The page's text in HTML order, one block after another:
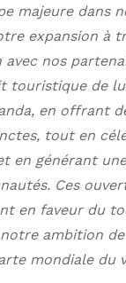
majeure dans
expansion à
nos
touristique de
en offrant
tout en
en générant
Ces
en faveur du
ambition
mondiale du